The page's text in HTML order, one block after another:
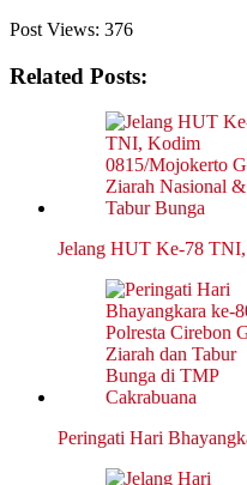
Post Views: 376
Related Posts:
Jelang HUT Ke-78
Peringati Hari